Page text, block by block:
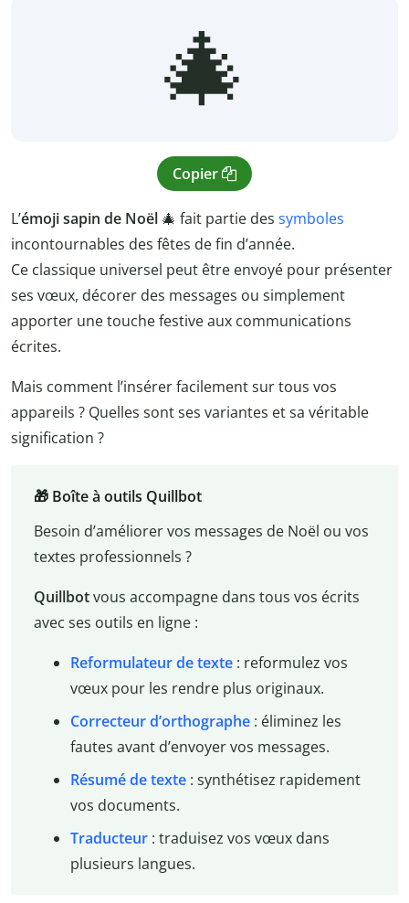
🎄
Copier
L’émoji sapin de Noël 🎄 fait partie des symboles
incontournables des fêtes de fin d’année.
Ce classique universel peut être envoyé pour présenter
ses vœux, décorer des messages ou simplement
apporter une touche festive aux communications
écrites.
Mais comment l’insérer facilement sur tous vos
appareils ? Quelles sont ses variantes et sa véritable
signification ?
🎁 Boîte à outils Quillbot
Besoin d’améliorer vos messages de Noël ou vos
textes professionnels ?
Quillbotvous accompagne dans tous vos écrits
avec ses outils en ligne :
Reformulateur de texte: reformulez vos
vœux pour les rendre plus originaux.
Correcteur d’orthographe: éliminez les
fautes avant d’envoyer vos messages.
Résumé de texte: synthétisez rapidement
vos documents.
Traducteur: traduisez vos vœux dans
plusieurs langues.